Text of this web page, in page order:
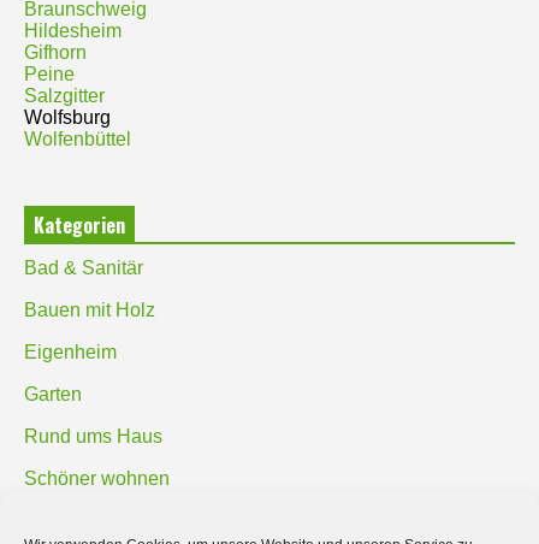
Braunschweig
Hildesheim
Gifhorn
Peine
Salzgitter
Wolfsburg
Wolfenbüttel
Kategorien
Bad & Sanitär
Bauen mit Holz
Eigenheim
Garten
Rund ums Haus
Schöner wohnen